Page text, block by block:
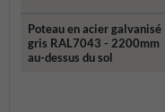
Poteau en acier galvanisé
gris RAL7043 - 2200mm
au-dessus du sol